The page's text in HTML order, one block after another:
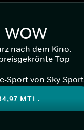
nach dem Kino.
Top-
Sport von Sky Sport
MTL.